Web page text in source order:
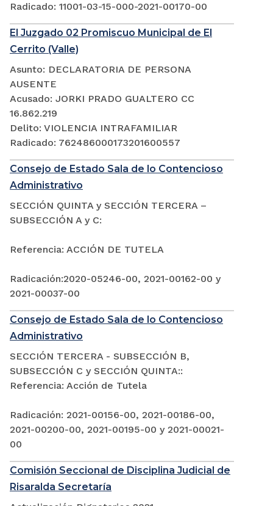
Radicado: 11001-03-15-000-2021-00170-00
El Juzgado 02 Promiscuo Municipal de El
Cerrito (Valle)
Asunto: DECLARATORIA DE PERSONA
AUSENTE
Acusado: JORKI PRADO GUALTERO CC
16.862.219
Delito: VIOLENCIA INTRAFAMILIAR
Radicado: 762486000173201600557
Consejo de Estado Sala de lo Contencioso
Administrativo
SECCIÓN QUINTA y SECCIÓN TERCERA –
SUBSECCIÓN A y C:
Referencia: ACCIÓN DE TUTELA
Radicación:2020-05246-00, 2021-00162-00 y
2021-00037-00
Consejo de Estado Sala de lo Contencioso
Administrativo
SECCIÓN TERCERA - SUBSECCIÓN B,
SUBSECCIÓN C y SECCIÓN QUINTA::
Referencia: Acción de Tutela
Radicación: 2021-00156-00, 2021-00186-00,
2021-00200-00, 2021-00195-00 y 2021-00021-
00
Comisión Seccional de Disciplina Judicial de
Risaralda Secretaría